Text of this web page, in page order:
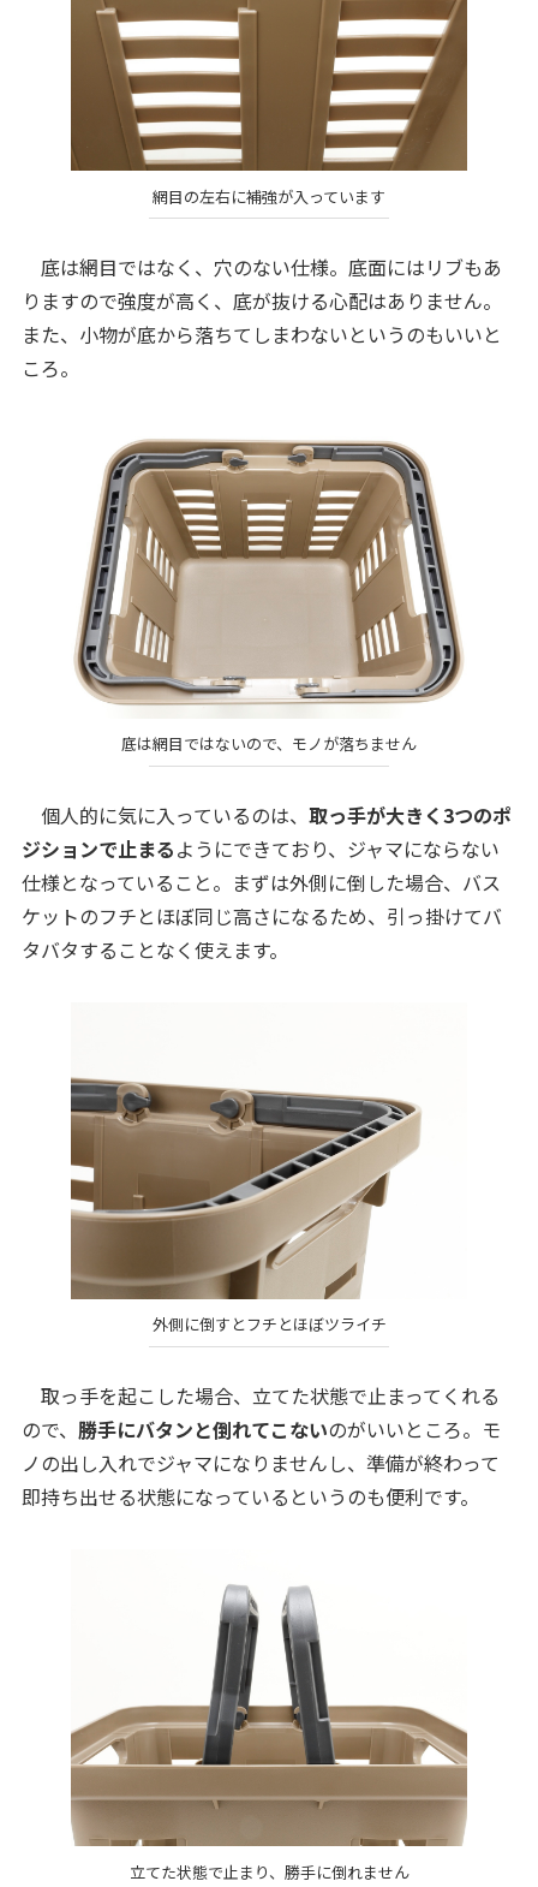
網目の左右に補強が入っています
底は網目ではなく、穴のない仕様。底面にはリブもあ
りますので強度が高く、底が抜ける心配はありません。
また、小物が底から落ちてしまわないというのもいいと
ころ。
底は網目ではないので、モノが落ちません
個人的に気に入っているのは、 取っ手が大きく3つのポ
ジションで止まるようにできており、ジャマにならない
仕様となっていること。まずは外側に倒した場合、バス
ケットのフチとほぼ同じ高さになるため、引っ掛けてバ
タバタすることなく使えます。
外側に倒すとフチとほぼツライチ
取っ手を起こした場合、立てた状態で止まってくれる
ので、 勝手にバタンと倒れてこないのがいいところ。モ
ノの出し入れでジャマになりませんし、準備が終わって
即持ち出せる状態になっているというのも便利です。
立てた状態で止まり、勝手に倒れません